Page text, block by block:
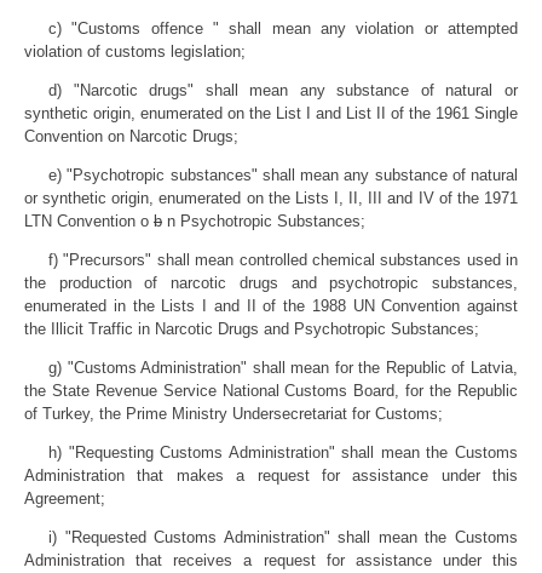
c) "Customs offence " shall mean any violation or attempted
violation of customs legislation;
d) "Narcotic drugs" shall mean any substance of natural or
synthetic origin, enumerated on the List I and List II of the 1961 Single
Convention on Narcotic Drugs;
e) "Psychotropic substances" shall mean any substance of natural
or synthetic origin, enumerated on the Lists I, II, III and IV of the 1971
LTN Convention o b n Psychotropic Substances;
f) "Precursors" shall mean controlled chemical substances used in
the production of narcotic drugs and psychotropic substances,
enumerated in the Lists I and II of the 1988 UN Convention against
the Illicit Traffic in Narcotic Drugs and Psychotropic Substances;
g) "Customs Administration" shall mean for the Republic of Latvia,
the State Revenue Service National Customs Board, for the Republic
of Turkey, the Prime Ministry Undersecretariat for Customs;
h) "Requesting Customs Administration" shall mean the Customs
Administration that makes a request for assistance under this
Agreement;
i) "Requested Customs Administration" shall mean the Customs
Administration that receives a request for assistance under this